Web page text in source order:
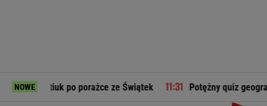
NOWE
po porażce ze Świątek Potężny quiz geograficzny dla